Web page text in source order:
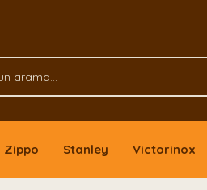
Zippo Stanley Victorinox